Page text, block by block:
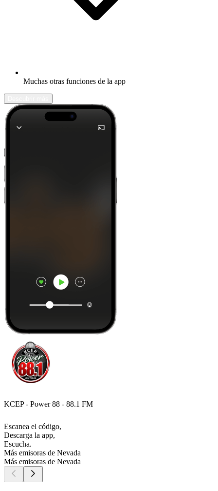
Muchas otras funciones de la app
KCEP - Power 88 - 88.1 FM
Escanea el código,
Descarga la app,
Escucha.
Más emisoras de Nevada
Más emisoras de Nevada